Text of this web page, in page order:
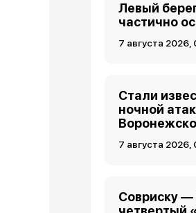
Левый
частично
7 августа 2026,
Стали
ночной
7 августа 2026,
Совриску —